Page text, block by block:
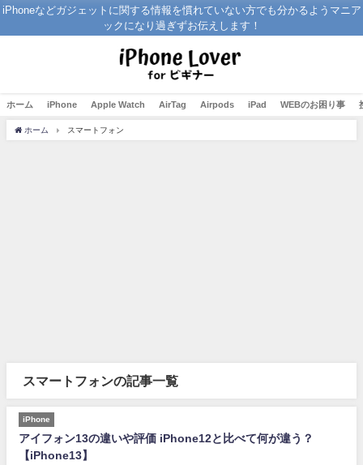
iPhoneなどガジェットに関する情報を慣れていない方でも分かるようマニア
ックになり過ぎずお伝えします！
ホーム iPhone Apple Watch AirTag Airpods iPad WEBのお困り事
ホーム スマートフォン
スマートフォンの記事一覧
iPhone
アイフォン13の違いや評価 iPhone12と比べて何が違う？
【iPhone13】